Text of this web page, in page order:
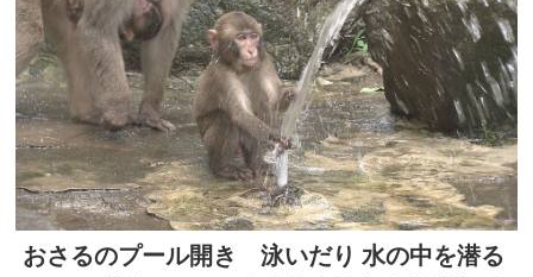
おさるのプール開き 泳いだり 水の中を潜る